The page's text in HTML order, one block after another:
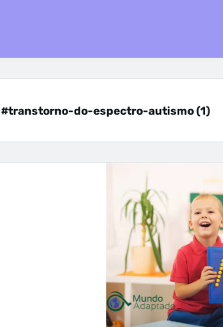
#transtorno-do-espectro-autismo (1)